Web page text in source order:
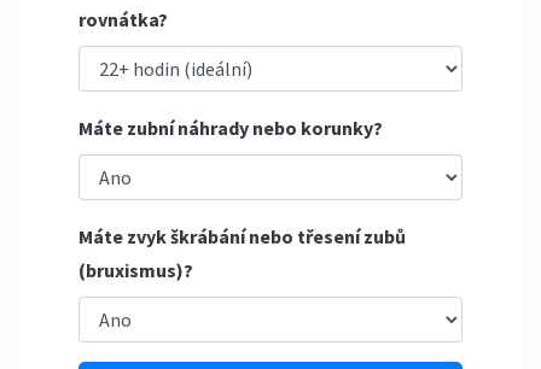
rovnátka?
Máte zubní náhrady nebo korunky?
Máte zvyk škrábání nebo třesení zubů
(bruxismus)?